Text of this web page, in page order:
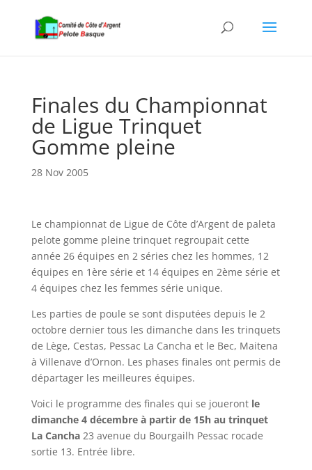
Finales du Championnat
de Ligue Trinquet
Gomme pleine
28 Nov 2005
Le championnat de Ligue de Côte d’Argent de paleta
pelote gomme pleine trinquet regroupait cette
année 26 équipes en 2 séries chez les hommes, 12
équipes en 1ère série et 14 équipes en 2ème série et
4 équipes chez les femmes série unique.
Les parties de poule se sont disputées depuis le 2
octobre dernier tous les dimanche dans les trinquets
de Lège, Cestas, Pessac La Cancha et le Bec, Maitena
à Villenave d’Ornon. Les phases finales ont permis de
départager les meilleures équipes.
Voici le programme des finales qui se joueront le
dimanche 4 décembre à partir de 15h au trinquet
La Cancha23 avenue du Bourgailh Pessac rocade
sortie 13. Entrée libre.